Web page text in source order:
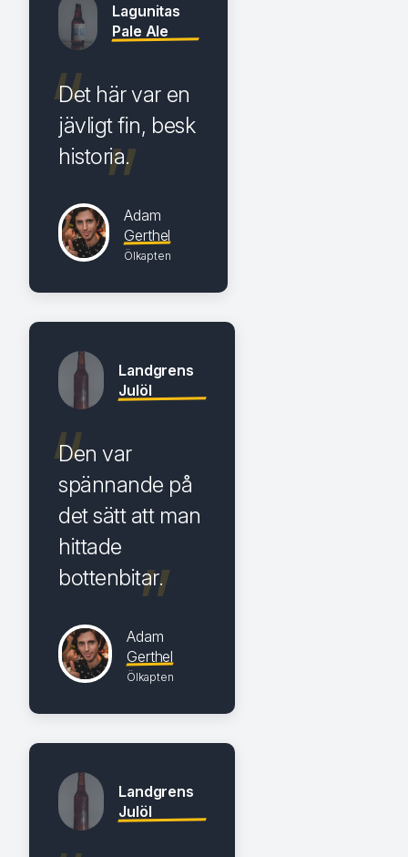
Lagunitas
Pale Ale
Det här var en
jävligt fin, besk
historia.
Adam
Gerthel
Ölkapten
Landgrens
Julöl
Den var
spännande på
det sätt att man
hittade
bottenbitar.
Adam
Gerthel
Ölkapten
Landgrens
Julöl